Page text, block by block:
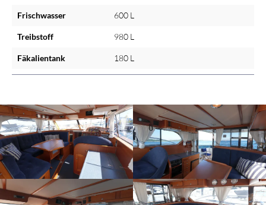
Frischwasser 600 L
Treibstoff 980 L
Fäkalientank 180 L